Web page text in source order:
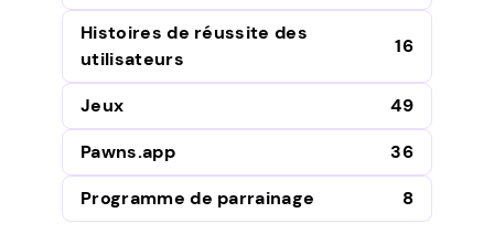
Histoires de réussite des
utilisateurs
16
Jeux
49
Pawns.app
36
Programme de parrainage
8